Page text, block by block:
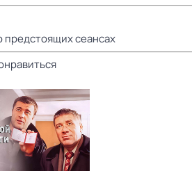
предстоящих сеансах